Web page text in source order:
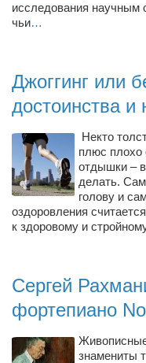
Кафе, клубы,
Магазины
Журналисты
Александр
исследования научным
чьи…
Джоггинг или
достоинства и
Некто
плюс плохо
отдышки –
делать.
голову и
оздоровления
к здоровому и
Сергей
фортепиано
знамениты